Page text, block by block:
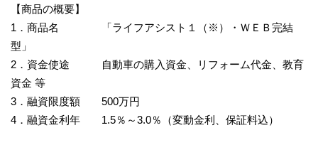
【商品の概要】
1．商品名 「ライフアシスト１（※）・ＷＥＢ完結
型」
2．資金使途 自動車の購入資金、リフォーム代金、教育
資金 等
3．融資限度額 500万円
4．融資金利年 1.5％～3.0％（変動金利、保証料込）